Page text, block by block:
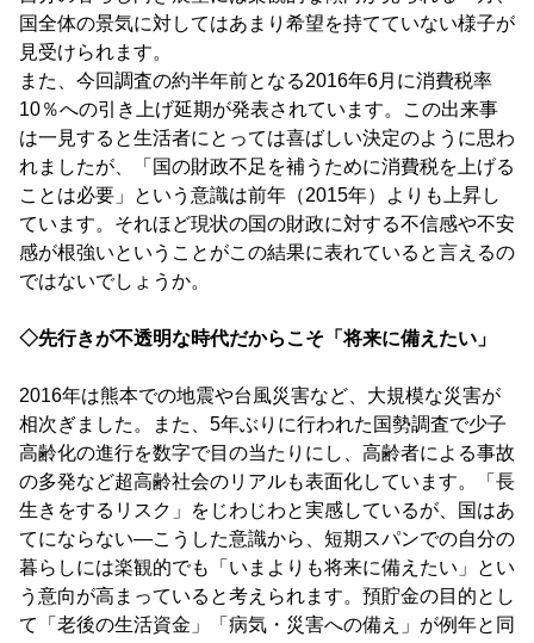
国全体の景気に対してはあまり希望を持てていない様子が
見受けられます。
また、今回調査の約半年前となる2016年6月に消費税率
10％への引き上げ延期が発表されています。この出来事
は一見すると生活者にとっては喜ばしい決定のように思わ
れましたが、「国の財政不足を補うために消費税を上げる
ことは必要」という意識は前年（2015年）よりも上昇し
ています。それほど現状の国の財政に対する不信感や不安
感が根強いということがこの結果に表れていると言えるの
ではないでしょうか。
◇先行きが不透明な時代だからこそ「将来に備えたい」
2016年は熊本での地震や台風災害など、大規模な災害が
相次ぎました。また、5年ぶりに行われた国勢調査で少子
高齢化の進行を数字で目の当たりにし、高齢者による事故
の多発など超高齢社会のリアルも表面化しています。「長
生きをするリスク」をじわじわと実感しているが、国はあ
てにならない―こうした意識から、短期スパンでの自分の
暮らしには楽観的でも「いまよりも将来に備えたい」とい
う意向が高まっていると考えられます。預貯金の目的とし
て「老後の生活資金」「病気・災害への備え」が例年と同